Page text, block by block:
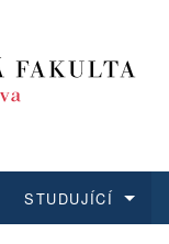
STUDUJÍCÍ